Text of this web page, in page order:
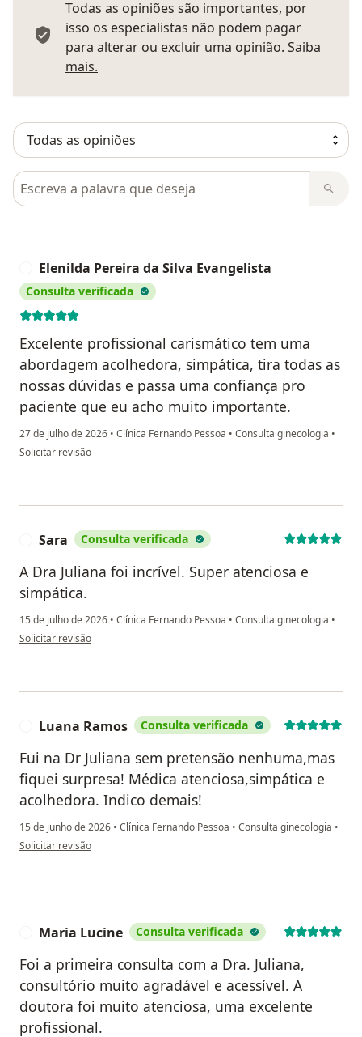
Todas as opiniões são importantes, por
isso os especialistas não podem pagar
para alterar ou excluir uma opinião. Saiba
mais.
Pesquisar em opiniões
Elenilda Pereira da Silva Evangelista
Consulta verificada
Excelente profissional carismático tem uma
abordagem acolhedora, simpática, tira todas as
nossas dúvidas e passa uma confiança pro
paciente que eu acho muito importante.
27 de julho de 2026 • Clínica Fernando Pessoa • Consulta ginecologia •
na opinião do utilizador Elenilda Pereira da Silva Evangelista
Solicitar revisão
Sara Consulta verificada
A Dra Juliana foi incrível. Super atenciosa e
simpática.
15 de julho de 2026 • Clínica Fernando Pessoa • Consulta ginecologia •
na opinião do utilizador Sara
Solicitar revisão
Luana Ramos Consulta verificada
Fui na Dr Juliana sem pretensão nenhuma,mas
fiquei surpresa! Médica atenciosa,simpática e
acolhedora. Indico demais!
15 de junho de 2026 • Clínica Fernando Pessoa • Consulta ginecologia •
na opinião do utilizador Luana Ramos
Solicitar revisão
Maria Lucine Consulta verificada
Foi a primeira consulta com a Dra. Juliana,
consultório muito agradável e acessível. A
doutora foi muito atenciosa, uma excelente
profissional.